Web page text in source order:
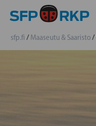
sfp.fi / Maaseutu & Saaristo/